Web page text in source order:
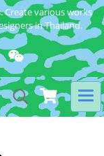
Create various works
in Thailand.